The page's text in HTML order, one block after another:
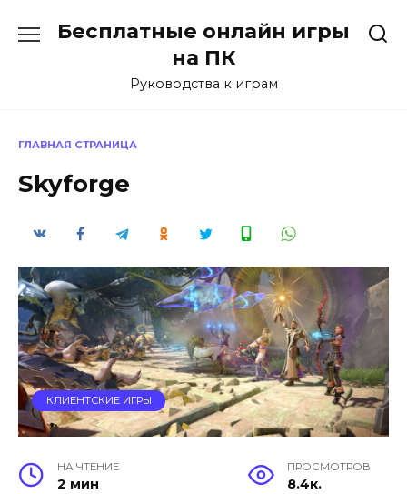
Бесплатные онлайн игры
на ПК
Руководства к играм
ГЛАВНАЯ СТРАНИЦА
Skyforge
КЛИЕНТСКИЕ ИГРЫ
НА ЧТЕНИЕ
2 мин
ПРОСМОТРОВ
8.4к.